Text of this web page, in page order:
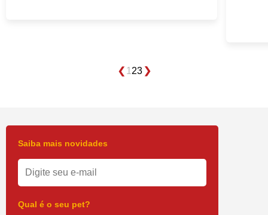
1 23
Saiba mais novidades
Qual é o seu pet?